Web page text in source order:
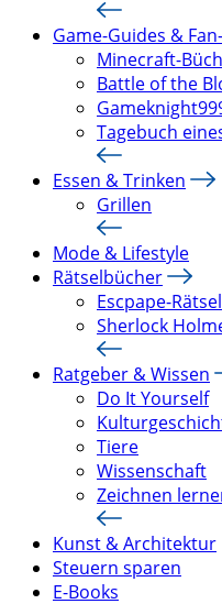
Game-Guides &
Minecraft-
Battle of the
Tagebuch
Essen & Trinken
Grillen
Mode & Lifestyle
Rätselbücher
Escpape-Rätsel
Sherlock
Ratgeber & Wissen
Do It Yourself
Tiere
Wissenschaft
Zeichnen
Kunst & Architektur
Steuern sparen
E-Books